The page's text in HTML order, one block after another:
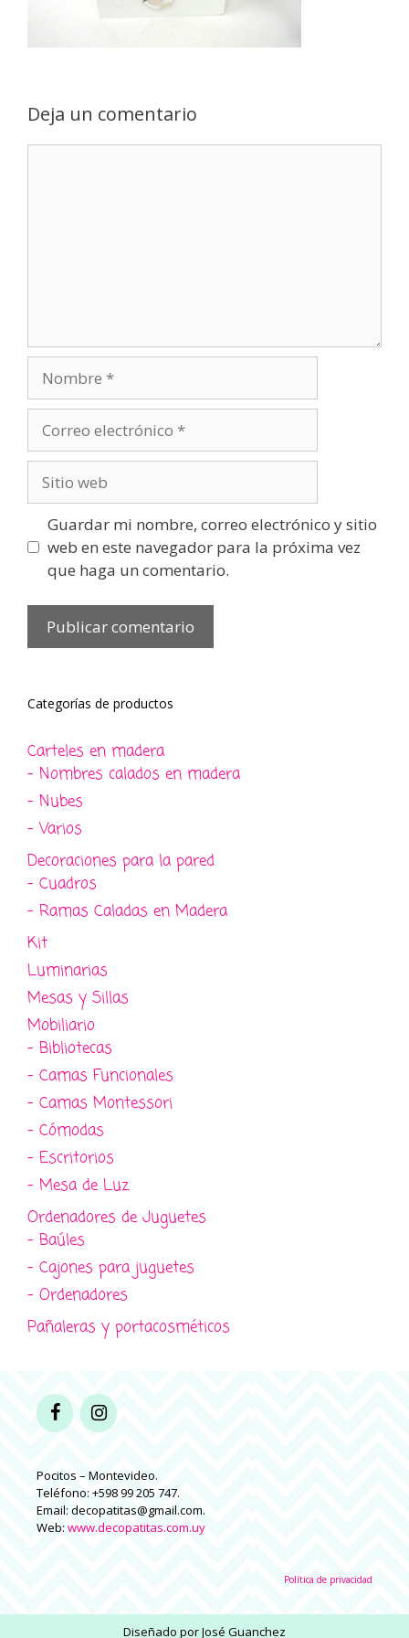
Deja un comentario
electrónico
web
Guardar mi nombre, correo electrónico y sitio
web en este navegador para la próxima vez
que haga un comentario.
Categorías de productos
Carteles en madera
- Nombres calados en madera
- Nubes
- Varios
Decoraciones para la pared
- Cuadros
- Ramas Caladas en Madera
Kit
Luminarias
Mesas y Sillas
Mobiliario
- Bibliotecas
- Camas Funcionales
- Camas Montessori
- Cómodas
- Escritorios
- Mesa de Luz
Ordenadores de Juguetes
- Baúles
- Cajones para juguetes
- Ordenadores
Pañaleras y portacosméticos
Pocitos – Montevideo.
Teléfono: +598 99 205 747.
Email: decopatitas@gmail.com.
Web: www.decopatitas.com.uy
Política de privacidad
Diseñado porJosé Guanchez